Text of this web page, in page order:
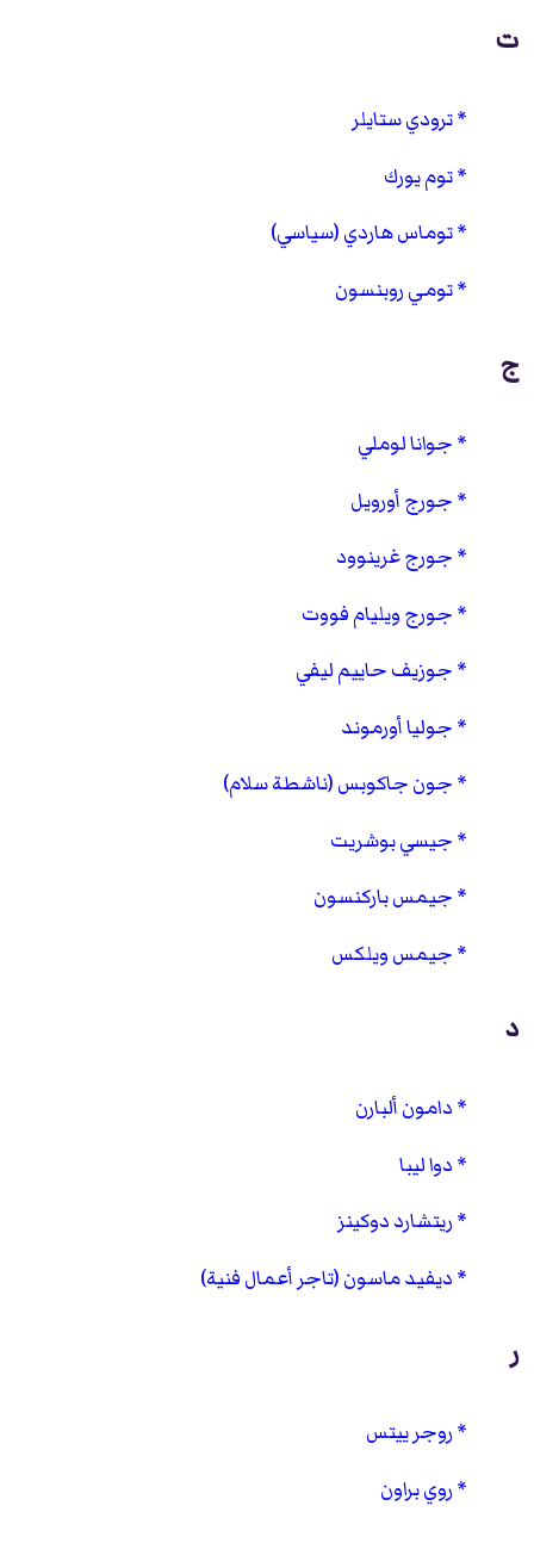
ت
ترودي ستايلر
توم يورك
توماس هاردي (سياسي)
تومي روبنسون
ج
جوانا لوملي
جورج أورويل
جورج غرينوود
جورج ويليام فووت
جوزيف حاييم ليفي
جوليا أورموند
جون جاكوبس (ناشطة سلام)
جيسي بوشريت
جيمس باركنسون
جيمس ويلكس
د
دامون ألبارن
دوا ليبا
ريتشارد دوكينز
ديفيد ماسون (تاجر أعمال فنية)
ر
روجر ييتس
روي براون